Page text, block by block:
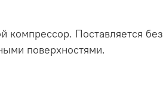
компрессор. Поставляется без
поверхностями.